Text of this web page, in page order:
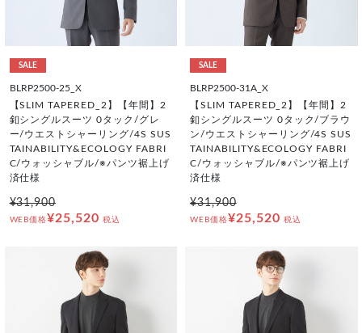
SALE
BLRP2500-25_X
【SLIM TAPERED_2】【年間】2
釦シングルスーツ 0タック/グレ
ー/ウエストシャーリング/4S SUS
TAINABILITY&ECOLOGY FABRI
C/ウォッシャブル/※パンツ裾上げ
済仕様
¥31,900
WEB価格¥25,520 税込
SALE
BLRP2500-31A_X
【SLIM TAPERED_2】【年間】2
釦シングルスーツ 0タック/ブラウ
ン/ウエストシャーリング/4S SUS
TAINABILITY&ECOLOGY FABRI
C/ウォッシャブル/※パンツ裾上げ
済仕様
¥31,900
WEB価格¥25,520 税込